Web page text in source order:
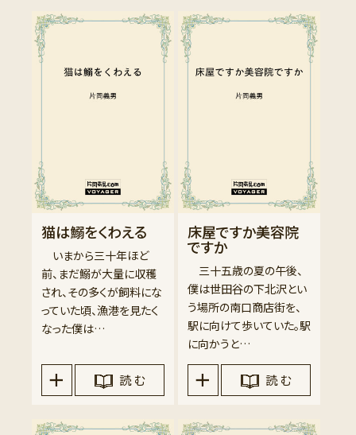
猫は鰯をくわえる
いまから三十年ほど
前、まだ鰯が大量に収穫
され、その多くが飼料にな
っていた頃、漁港を見たく
なった僕は…
読 む
床屋ですか美容院
ですか
三十五歳の夏の午後、
僕は世田谷の下北沢とい
う場所の南口商店街を、
駅に向けて歩いていた。駅
に向かうと…
読 む